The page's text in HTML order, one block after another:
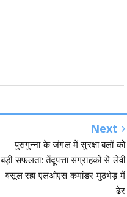
Next
पुसगुन्ना के जंगल में सुरक्षा बलों को
बड़ी सफलता: तेंदूपत्ता संग्राहकों से लेवी
वसूल रहा एलओएस कमांडर मुठभेड़ में
ढेर